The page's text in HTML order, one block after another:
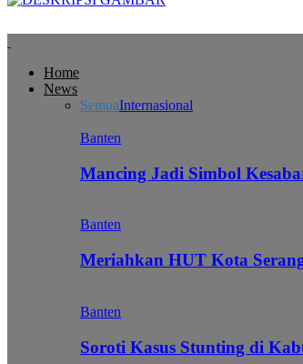
Home
News
SemuaInternasional
Banten
Mancing Jadi Simbol
Banten
Meriahkan HUT Kota
Banten
Soroti Kasus Stunting di